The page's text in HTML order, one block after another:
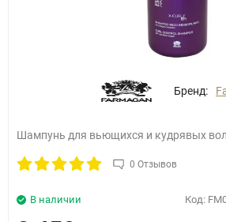
Бренд:
Шампунь для вьющихся и кудрявых
0 Отзывов
Код:
В наличии